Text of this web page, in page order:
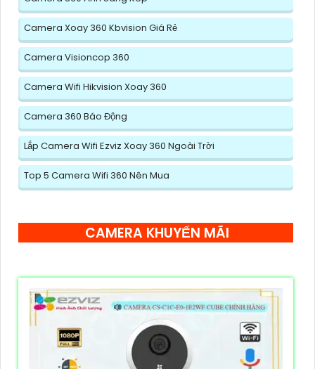
Camera Xoay 360 Kbvision Giá Rẻ
Camera Visioncop 360
Camera Wifi Hikvision Xoay 360
Camera 360 Báo Động
Lắp Camera Wifi Ezviz Xoay 360 Ngoài Trời
Top 5 Camera Wifi 360 Nên Mua
CAMERA KHUYẾN MÃI